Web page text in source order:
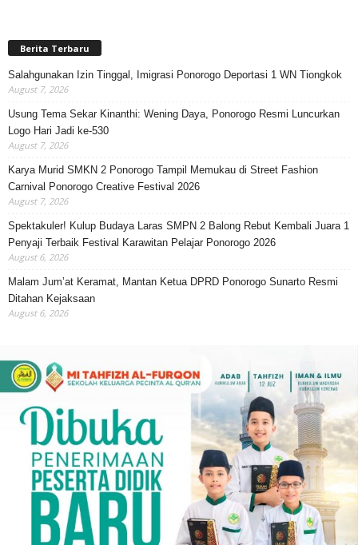
Berita Terbaru
Salahgunakan Izin Tinggal, Imigrasi Ponorogo Deportasi 1 WN Tiongkok
August 7, 2026
Usung Tema Sekar Kinanthi: Wening Daya, Ponorogo Resmi Luncurkan
Logo Hari Jadi ke-530
August 7, 2026
Karya Murid SMKN 2 Ponorogo Tampil Memukau di Street Fashion
Carnival Ponorogo Creative Festival 2026
August 7, 2026
Spektakuler! Kulup Budaya Laras SMPN 2 Balong Rebut Kembali Juara 1
Penyaji Terbaik Festival Karawitan Pelajar Ponorogo 2026
August 6, 2026
Malam Jum’at Keramat, Mantan Ketua DPRD Ponorogo Sunarto Resmi
Ditahan Kejaksaan
August 6, 2026